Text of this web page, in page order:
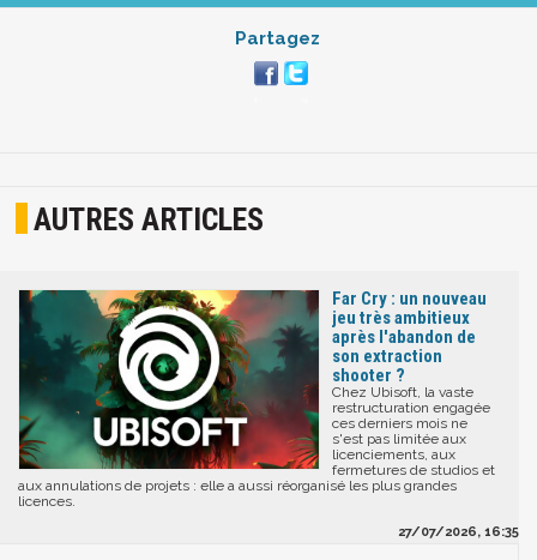
Partagez
AUTRES ARTICLES
Far Cry : un nouveau
jeu très ambitieux
après l'abandon de
son extraction
shooter ?
Chez Ubisoft, la vaste
restructuration engagée
ces derniers mois ne
s'est pas limitée aux
licenciements, aux
fermetures de studios et
aux annulations de projets : elle a aussi réorganisé les plus grandes
licences.
27/07/2026, 16:35